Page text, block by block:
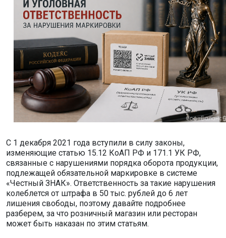
С 1 декабря 2021 года вступили в силу законы,
изменяющие статью 15.12 КоАП РФ и 171.1 УК РФ,
связанные с нарушениями порядка оборота продукции,
подлежащей обязательной маркировке в системе
«Честный ЗНАК». Ответственность за такие нарушения
колеблется от штрафа в 50 тыс. рублей до 6 лет
лишения свободы, поэтому давайте подробнее
разберем, за что розничный магазин или ресторан
может быть наказан по этим статьям.